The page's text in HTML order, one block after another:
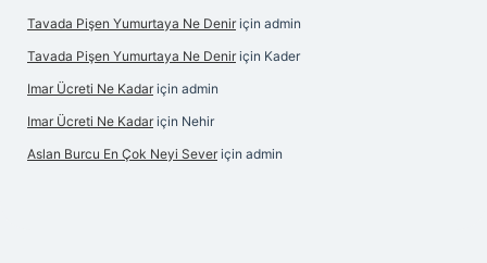
Tavada Pişen Yumurtaya Ne Denir için admin
Tavada Pişen Yumurtaya Ne Denir için Kader
Imar Ücreti Ne Kadar için admin
Imar Ücreti Ne Kadar için Nehir
Aslan Burcu En Çok Neyi Sever için admin